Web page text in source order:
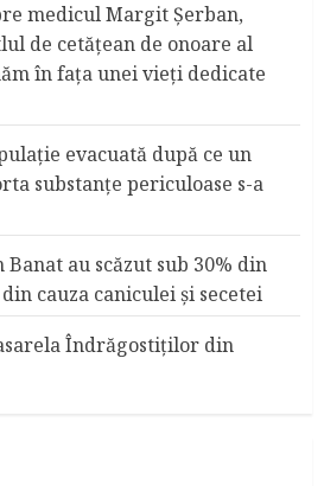
medicul Margit Şerban,
de cetățean de onoare al
în fața unei vieți dedicate
evacuată după ce un
substanţe periculoase s-a
au scăzut sub 30% din
cauza caniculei şi secetei
Îndrăgostiţilor din